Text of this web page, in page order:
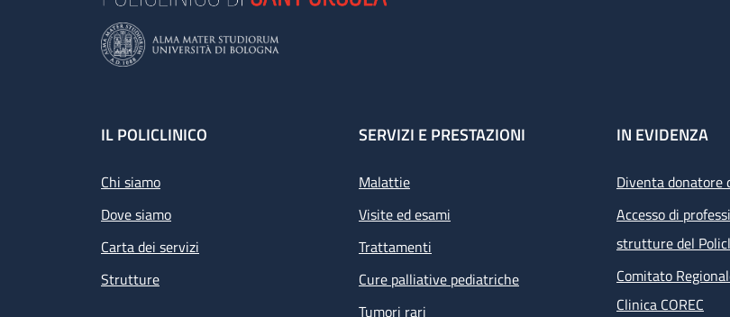
Footer
IL POLICLINICO
Chi siamo
Dove siamo
Carta dei servizi
Strutture
SERVIZI E PRESTAZIONI
Malattie
Visite ed esami
Trattamenti
Cure palliative pediatriche
Tumori rari
IN EVIDENZA
Diventa donatore
Accesso di
strutture del
Comitato
Clinica COREC